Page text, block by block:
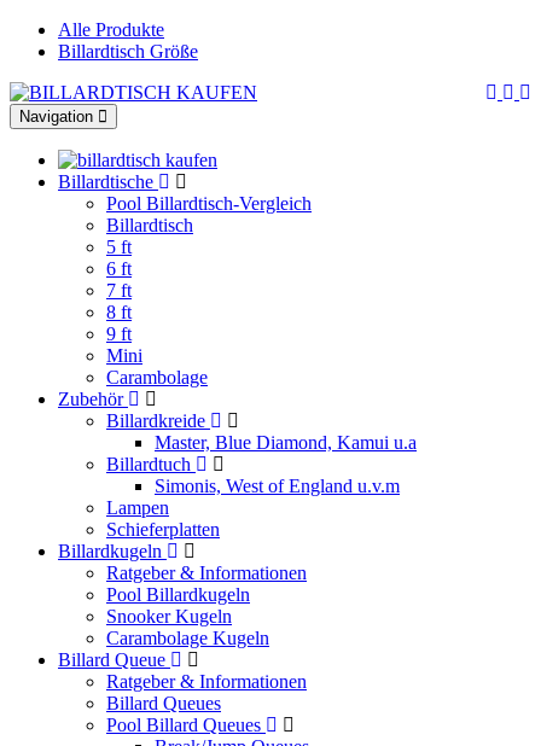
Alle Produkte
Billardtisch Größe
Toggle
navigation
Navigation
Billardtische
Pool Billardtisch-Vergleich
Billardtisch
5 ft
6 ft
7 ft
8 ft
9 ft
Mini
Carambolage
Zubehör
Billardkreide
Master, Blue Diamond, Kamui u.a
Billardtuch
Simonis, West of England u.v.m
Lampen
Schieferplatten
Billardkugeln
Ratgeber & Informationen
Pool Billardkugeln
Snooker Kugeln
Carambolage Kugeln
Billard Queue
Ratgeber & Informationen
Billard Queues
Pool Billard Queues